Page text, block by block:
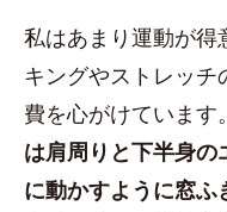
私はあまり運動が得
キングやストレッ
費を心がけています。
は肩周りと下半身
に動かすように窓